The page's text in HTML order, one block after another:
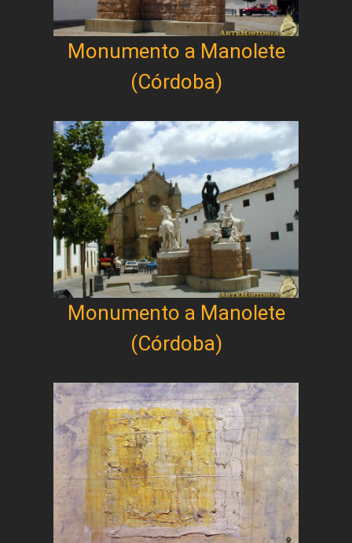
Monumento a Manolete
(Córdoba)
Monumento a Manolete
(Córdoba)